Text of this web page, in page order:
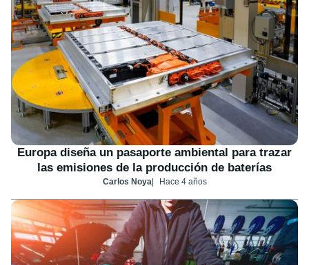
Europa diseña un pasaporte ambiental para trazar
las emisiones de la producción de baterías
Carlos Noya Hace 4 años